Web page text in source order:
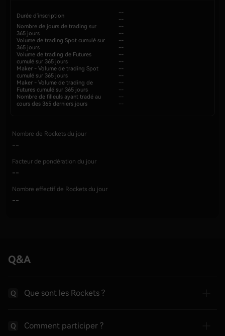
Durée d'inscription
--
--
Nombre de jours de trading sur
365 jours
--
--
Volume de trading Spot cumulé sur
365 jours
--
--
Volume de trading de Futures
cumulé sur 365 jours
--
--
Maker - Volume de trading Spot
cumulé sur 365 jours
--
--
Maker - Volume de trading de
Futures cumulé sur 365 jours
--
--
Nombre de filleuls ayant tradé au
cours des 365 derniers jours
--
--
Nombre de Rockets du jour
--
Facteur de pondération du jour
--
Nombre effectif de Rockets du jour
--
Q&A
Q Que sont les Rockets ?
Q Comment participer ?